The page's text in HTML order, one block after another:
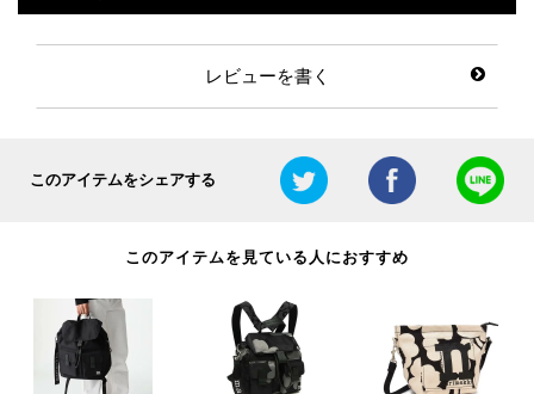
レビューを書く
このアイテムをシェアする
このアイテムを見ている人におすすめ